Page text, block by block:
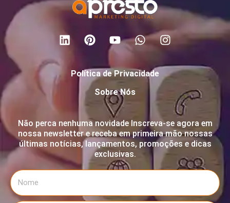
Política de Privacidade
Sobre Nós
Não perca nenhuma novidade Inscreva-se agora em
nossa newsletter e receba em primeira mão nossas
últimas notícias, lançamentos, promoções e dicas
exclusivas.